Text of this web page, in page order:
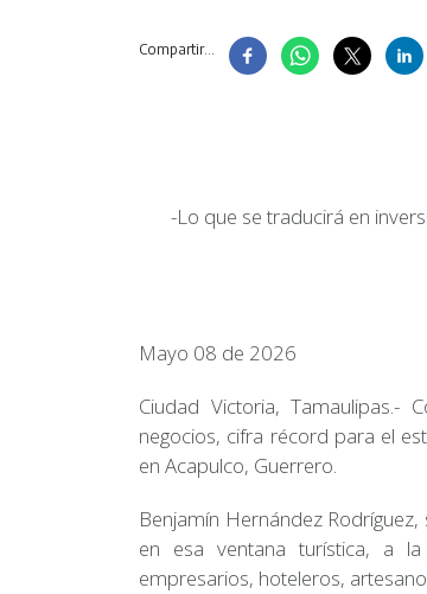
Compartir...
-Lo que se traducirá en
Mayo 08 de 2026
Ciudad Victoria, Tamaulipas.-
negocios, cifra récord para el
en Acapulco, Guerrero.
Benjamín Hernández
en esa ventana turística, a
empresarios, hoteleros,